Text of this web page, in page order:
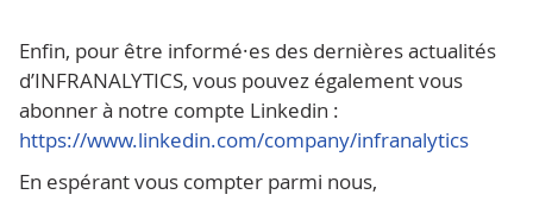
Enfin, pour être informé·es des dernières actualités
d’INFRANALYTICS, vous pouvez également vous
abonner à notre compte Linkedin :
https://www.linkedin.com/company/infranalytics
En espérant vous compter parmi nous,